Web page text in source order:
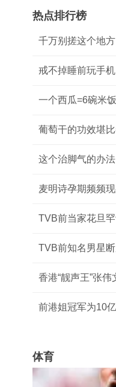
热点排行榜
千万别搓这个地方
戒不掉睡前玩手机
一个西瓜=6碗米饭
葡萄干的功效堪
这个治脚气的办法
麦明诗孕期频频
TVB前当家花旦
TVB前知名男星
香港“靓声王”张
前港姐冠军为10
体育